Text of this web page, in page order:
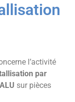
l’activité
par
sur pièces